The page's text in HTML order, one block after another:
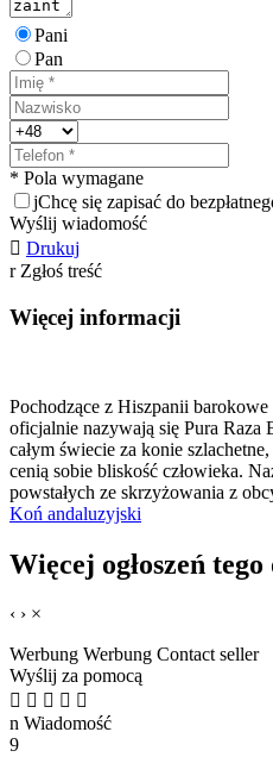
Pani
Pan
* Pola wymagane
jChcę się zapisać do
Wyślij wiadomość
 Drukuj
r Zgłoś treść
Więcej informacji
Pochodzące z Hiszpanii
oficjalnie nazywają się Pura Raza
całym świecie za konie
cenią sobie bliskość człowieka.
powstałych ze skrzyżowania z
Koń andaluzyjski
Więcej ogłoszeń tego
‹ › ×
Werbung Werbung Contact seller
Wyślij za pomocą
    
n Wiadomość
9